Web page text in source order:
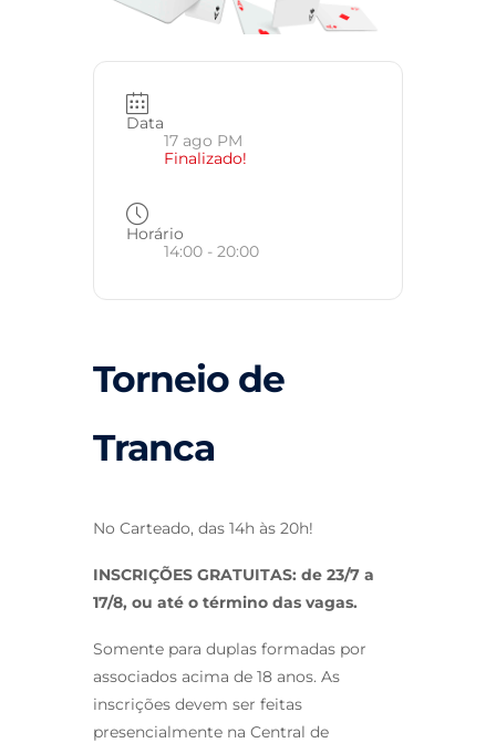
Data
17 ago PM
Finalizado!
Horário
14:00 - 20:00
Torneio de
Tranca
No Carteado, das 14h às 20h!
INSCRIÇÕES GRATUITAS: de 23/7 a
17/8, ou até o término das vagas.
Somente para duplas formadas por
associados acima de 18 anos. As
inscrições devem ser feitas
presencialmente na Central de